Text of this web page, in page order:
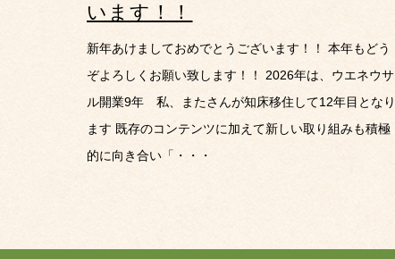
います！！
新年あけましておめでとうございます！！ 本年もどう
ぞよろしくお願い致します！！ 2026年は、ウエネウサ
ル開業9年 私、またさんが知床移住して12年目となり
ます 既存のコンテンツに加えて新しい取り組みも積極
的に向き合い「・・・